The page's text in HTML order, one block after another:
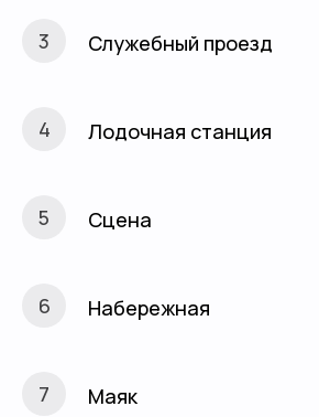
Служебный проезд
Лодочная станция
Сцена
Набережная
Маяк